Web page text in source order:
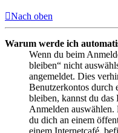
Nach oben
Warum werde ich
Wenn du beim
bleiben“ nicht
angemeldet. Dies
Benutzerkontos durch
bleiben, kannst du
Anmelden
du dich an einem
einem Internetcafé,